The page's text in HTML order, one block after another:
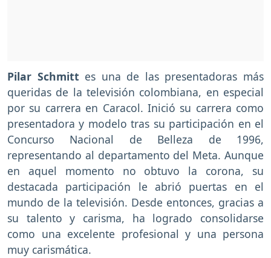
Pilar Schmitt es una de las presentadoras más
queridas de la televisión colombiana, en especial
por su carrera en Caracol. Inició su carrera como
presentadora y modelo tras su participación en el
Concurso Nacional de Belleza de 1996,
representando al departamento del Meta. Aunque
en aquel momento no obtuvo la corona, su
destacada participación le abrió puertas en el
mundo de la televisión. Desde entonces, gracias a
su talento y carisma, ha logrado consolidarse
como una excelente profesional y una persona
muy carismática.